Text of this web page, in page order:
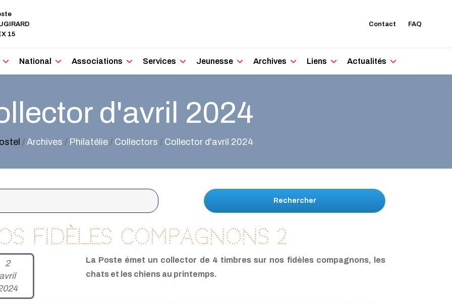
15
Contact FAQ
National Associations Services Jeunesse Archives Liens Actualités
d'avril 2024
/ Archives / Philatélie / Collectors / Collector d'avril 2024
Rechercher
fidèles compagnons 2
2
La Poste émet un collector de 4 timbres sur nos fidèles compagnons, les
chats et les chiens au printemps.